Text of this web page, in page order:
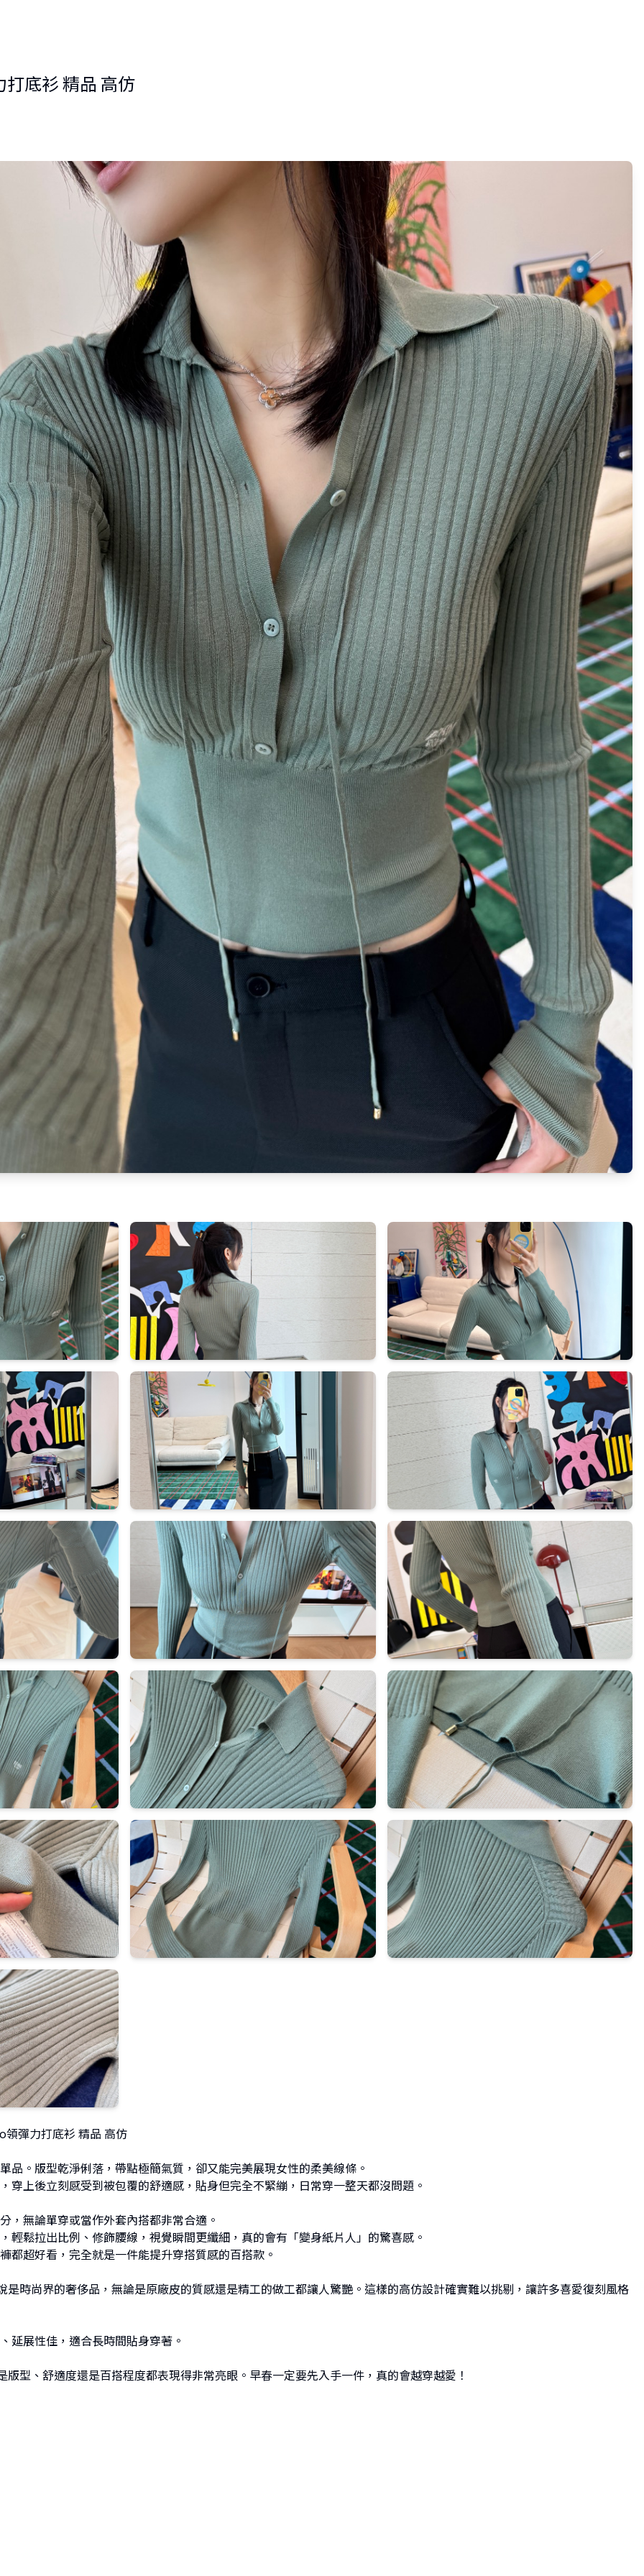
底衫 精品 高仿
彈力打底衫 精品 高仿
品。版型乾淨俐落，帶點極簡氣質，卻又能完美展現女性的柔美線條。
穿上後立刻感受到被包覆的舒適感，貼身但完全不緊繃，日常穿一整天都沒問題。
，無論單穿或當作外套內搭都非常合適。
輕鬆拉出比例、修飾腰線，視覺瞬間更纖細，真的會有「變身紙片人」的驚喜感。
都超好看，完全就是一件能提升穿搭質感的百搭款。
是時尚界的奢侈品，無論是原廠皮的質感還是精工的做工都讓人驚艷。這樣的高仿設計確實難以挑剔，讓許多喜愛復刻風格
延展性佳，適合長時間貼身穿著。
型、舒適度還是百搭程度都表現得非常亮眼。早春一定要先入手一件，真的會越穿越愛！